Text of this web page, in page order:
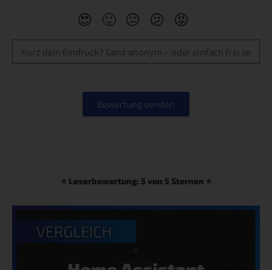
😍 🙂 😐 😕 😡
Bewertung senden
⭐ Leserbewertung: 5 von 5 Sternen ⭐